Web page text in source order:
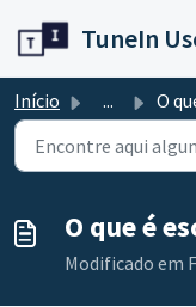
TuneIn
Início ... O
O que é
Modificado em